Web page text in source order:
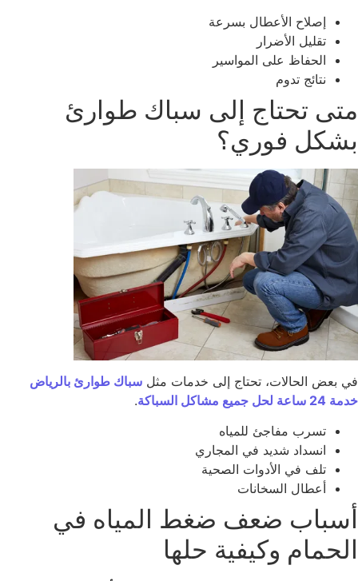
إصلاح الأعطال بسرعة
تقليل الأضرار
الحفاظ على المواسير
نتائج تدوم
تحتاج إلى سباك طوارئ
فوري؟
بعض الحالات، تحتاج إلى خدمات مثل سباك طوارئ بالرياض
جميع مشاكل السباكة
.
تسرب مفاجئ للمياه
انسداد شديد في المجاري
تلف في الأدوات الصحية
أعطال السخانات
ضعف ضغط المياه في
وكيفية حلها